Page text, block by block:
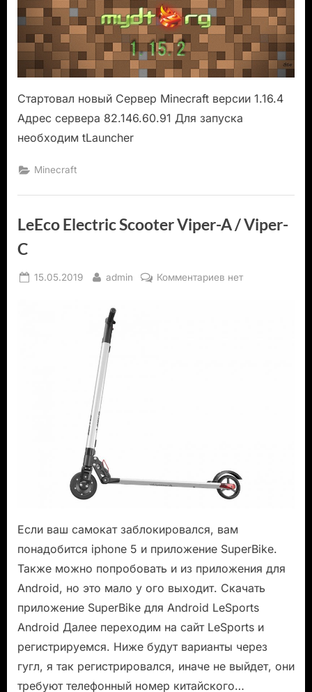
Стартовал новый Сервер Minecraft версии 1.16.4
Адрес сервера 82.146.60.91 Для запуска
необходим tLauncher
Minecraft
LeEco Electric Scooter Viper-A / Viper-
C
Posted
15.05.2019 By
admin Комментариевкнет
Если ваш самокат заблокировался, вам
понадобится iphone 5 и приложение SuperBike.
Также можно попробовать и из приложения для
Android, но это мало у ого выходит. Скачать
приложение SuperBike для Android LeSports
Android Далее переходим на сайт LeSports и
регистрируемся. Ниже будут варианты через
гугл, я так регистрировался, иначе не выйдет, они
требуют телефонный номер китайского…